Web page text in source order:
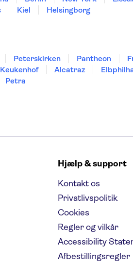
Kiel
Helsingborg
Peterskirken Pantheon
Keukenhof Alcatraz
Petra
Hjælp & support
Kontakt os
Privatlivspolitik
Cookies
Regler og vilkår
Accessibility
Afbestillingsregler